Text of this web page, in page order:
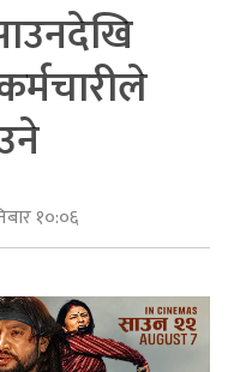
१०:०६